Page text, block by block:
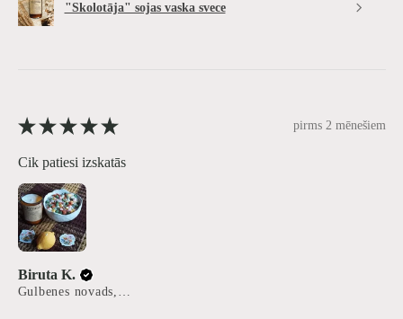
"Skolotāja" sojas vaska svece
★ ★ ★ ★ ★ pirms 2 mēnešiem
Cik patiesi izskatās
Biruta K.